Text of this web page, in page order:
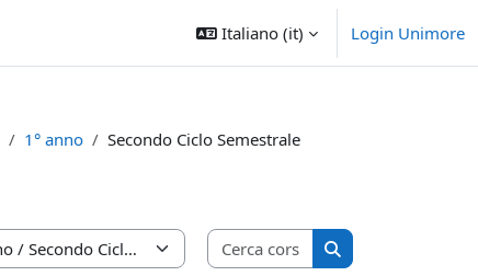
Italiano ‎(it)‎ Login Unimore
1° anno Secondo Ciclo Semestrale
Cerca corsi
Cerca corsi